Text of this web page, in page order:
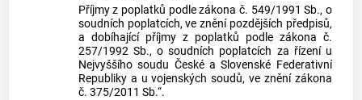
Příjmy z poplatků podle zákona č. 549/1991 Sb., o
soudních poplatcích, ve znění pozdějších předpisů,
a dobíhající příjmy z poplatků podle zákona č.
257/1992 Sb., o soudních poplatcích za řízení u
Nejvyššího soudu České a Slovenské Federativní
Republiky a u vojenských soudů, ve znění zákona
č. 375/2011 Sb.“.